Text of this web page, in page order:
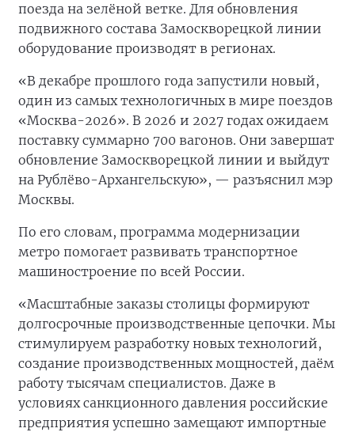
поезда на зелёной ветке. Для обновления
подвижного состава Замоскворецкой линии
оборудование производят в регионах.
«В декабре прошлого года запустили новый,
один из самых технологичных в мире поездов
«Москва-2026». В 2026 и 2027 годах ожидаем
поставку суммарно 700 вагонов. Они завершат
обновление Замоскворецкой линии и выйдут
на Рублёво-Архангельскую», — разъяснил мэр
Москвы.
По его словам, программа модернизации
метро помогает развивать транспортное
машиностроение по всей России.
«Масштабные заказы столицы формируют
долгосрочные производственные цепочки. Мы
стимулируем разработку новых технологий,
создание производственных мощностей, даём
работу тысячам специалистов. Даже в
условиях санкционного давления российские
предприятия успешно замещают импортные